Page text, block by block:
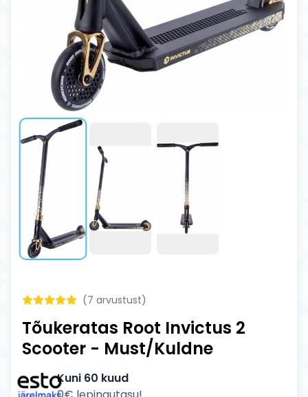
(7 arvustust)
Tõukeratas Root Invictus 2
Scooter - Must/Kuldne
Kuni 60 kuud